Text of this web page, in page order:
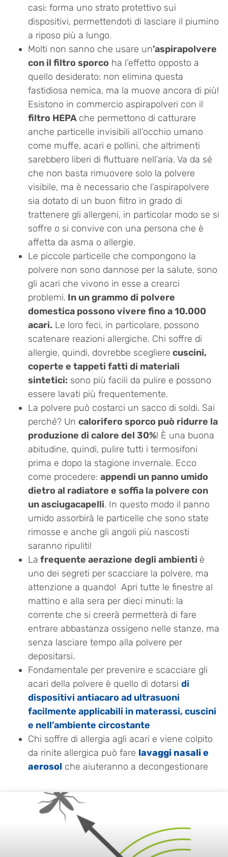
casi: forma uno strato protettivo sui
dispositivi, permettendoti di lasciare il piumino
a riposo più a lungo.
Molti non sanno che usare un’aspirapolvere
con il filtro sporco ha l’effetto opposto a
quello desiderato: non elimina questa
fastidiosa nemica, ma la muove ancora di più!
Esistono in commercio aspirapolveri con il
filtro HEPA che permettono di catturare
anche particelle invisibili all’occhio umano
come muffe, acari e pollini, che altrimenti
sarebbero liberi di fluttuare nell’aria. Va da sé
che non basta rimuovere solo la polvere
visibile, ma è necessario che l’aspirapolvere
sia dotato di un buon filtro in grado di
trattenere gli allergeni, in particolar modo se si
soffre o si convive con una persona che è
affetta da asma o allergie.
Le piccole particelle che compongono la
polvere non sono dannose per la salute, sono
gli acari che vivono in esse a crearci
problemi. In un grammo di polvere
domestica possono vivere fino a 10.000
acari. Le loro feci, in particolare, possono
scatenare reazioni allergiche. Chi soffre di
allergie, quindi, dovrebbe scegliere cuscini,
coperte e tappeti fatti di materiali
sintetici: sono più facili da pulire e possono
essere lavati più frequentemente.
La polvere può costarci un sacco di soldi. Sai
perché? Un calorifero sporco può ridurre la
produzione di calore del 30%! È una buona
abitudine, quindi, pulire tutti i termosifoni
prima e dopo la stagione invernale. Ecco
come procedere: appendi un panno umido
dietro al radiatore e soffia la polvere con
un asciugacapelli. In questo modo il panno
umido assorbirà le particelle che sono state
rimosse e anche gli angoli più nascosti
saranno ripuliti!
La frequente aerazione degli ambienti è
uno dei segreti per scacciare la polvere, ma
attenzione a quando! Apri tutte le finestre al
mattino e alla sera per dieci minuti: la
corrente che si creerà permetterà di fare
entrare abbastanza ossigeno nelle stanze, ma
senza lasciare tempo alla polvere per
depositarsi.
Fondamentale per prevenire e scacciare gli
acari della polvere è quello di dotarsi di
dispositivi antiacaro ad ultrasuoni
facilmente applicabili in materassi, cuscini
e nell’ambiente circostante
Chi soffre di allergia agli acari e viene colpito
da rinite allergica può fare lavaggi nasali e
aerosol che aiuteranno a decongestionare